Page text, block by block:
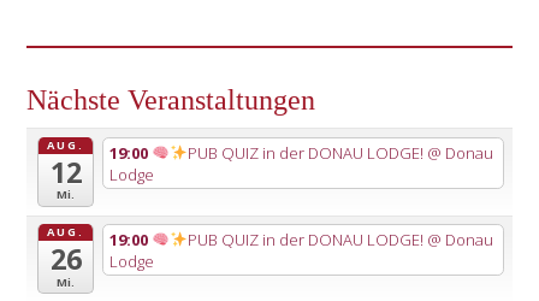
Nächste Veranstaltungen
AUG.
12
Mi.
19:00 PUB QUIZ in der DONAU LODGE! @ Donau
Lodge
AUG.
26
Mi.
19:00 PUB QUIZ in der DONAU LODGE! @ Donau
Lodge